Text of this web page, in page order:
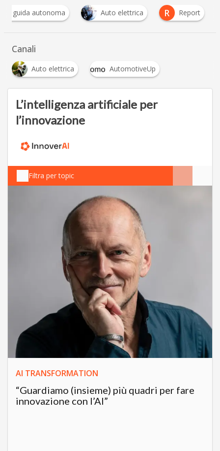
a guida autonoma Auto elettrica R Report
Canali
Auto elettrica AutomotiveUp
L’intelligenza artificiale per
l’innovazione
Filtra per topic
AI TRANSFORMATION
“Guardiamo (insieme) più quadri per fare
innovazione con l’AI”